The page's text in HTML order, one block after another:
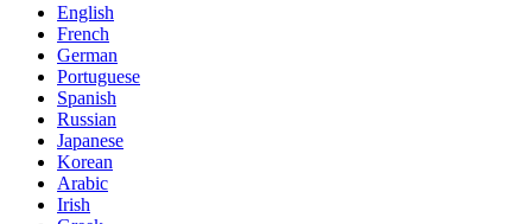
English
French
German
Portuguese
Spanish
Russian
Japanese
Korean
Arabic
Irish